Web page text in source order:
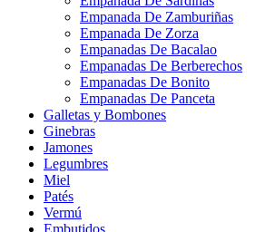
Empanada De Zamburiñas
Empanada De Zorza
Empanadas De Bacalao
Empanadas De Berberechos
Empanadas De Bonito
Empanadas De Panceta
Galletas y Bombones
Ginebras
Jamones
Legumbres
Miel
Patés
Vermú
Embutidos